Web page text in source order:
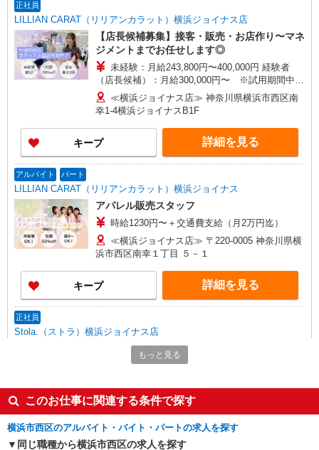
当の種類はエリアにより異なります。詳細は面接
時にお尋ねください。
正社員
LILLIAN CARAT（リリアンカラット）横浜ジョイナス店
【店長候補募集】接客・販売・お店作り〜マネ
ジメントまでお任せします◎
未経験：月給243,800円〜400,000円 経験者
（店長候補）：月給300,000円〜 ※試用期間中は
270,000円〜 ★固定残業手当：30,800円（月給に
含む） ※経験・能力考慮 ※固定残業時間は1ヶ月
あたり20時間、超過時は追加で残業手当支給 ※月
3万円まで交通費支給 ※試用期間（2〜3ヶ月）も
同条件 【手当】固定残業手当／資格手当／店舗職
制手当／住宅手当（実家外かつ賃貸の場合のみ別
当の種類はエリアにより異なります。詳細は面接
時にお尋ねください。
≪横浜ジョイナス店≫ 神奈川県横浜市西区南
幸1-4横浜ジョイナスB1F
キープ 詳細を見る
アルバイト パート
LILLIAN CARAT（リリアンカラット）横浜ジョイナス
アパレル販売スタッフ
時給1230円〜＋交通費支給（月2万円迄）
≪横浜ジョイナス店≫ 〒220-0005 神奈川県横
浜市西区南幸１丁目 ５－１
キープ 詳細を見る
正社員
Stola.（ストラ）横浜ジョイナス店
【店長候補募集】接客・販売・お店作り〜マネ
ジメントまでお任せします◎
（店長候補）：月給300,000円〜 ※試用期間中は
270,000円〜 ★固定残業手当：30,800円（月給に
含む） ※経験・能力考慮 ※固定残業時間は1ヶ月
あたり20時間、超過時は追加で残業手当支給 ※月
3万円まで交通費支給 ※試用期間（2〜3ヶ月）も
≪横浜ジョイナス店≫ 神奈川県横浜市西区南
幸1-4 横浜ジョイナスB1F
もっと見る
このお仕事に関連する条件で探す
横浜市西区のアルバイト・バイト・パートの求人を探す
同じ職種から横浜市西区の求人を探す